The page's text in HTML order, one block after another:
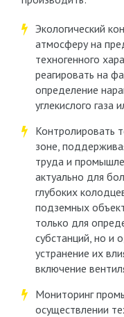
Экологический
атмосферу на
техногенного
реагировать на
определение
углекислого газа
Контролировать
зоне,
труда и
актуально для
глубоких
подземных
только для
субстанций, но и
устранение их
включение
Мониторинг
осуществлении